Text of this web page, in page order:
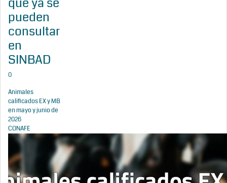
pueden
consultar
en
SINBAD
0
Animales
calificados EX y MB
en mayo y junio de
2026
CONAFE